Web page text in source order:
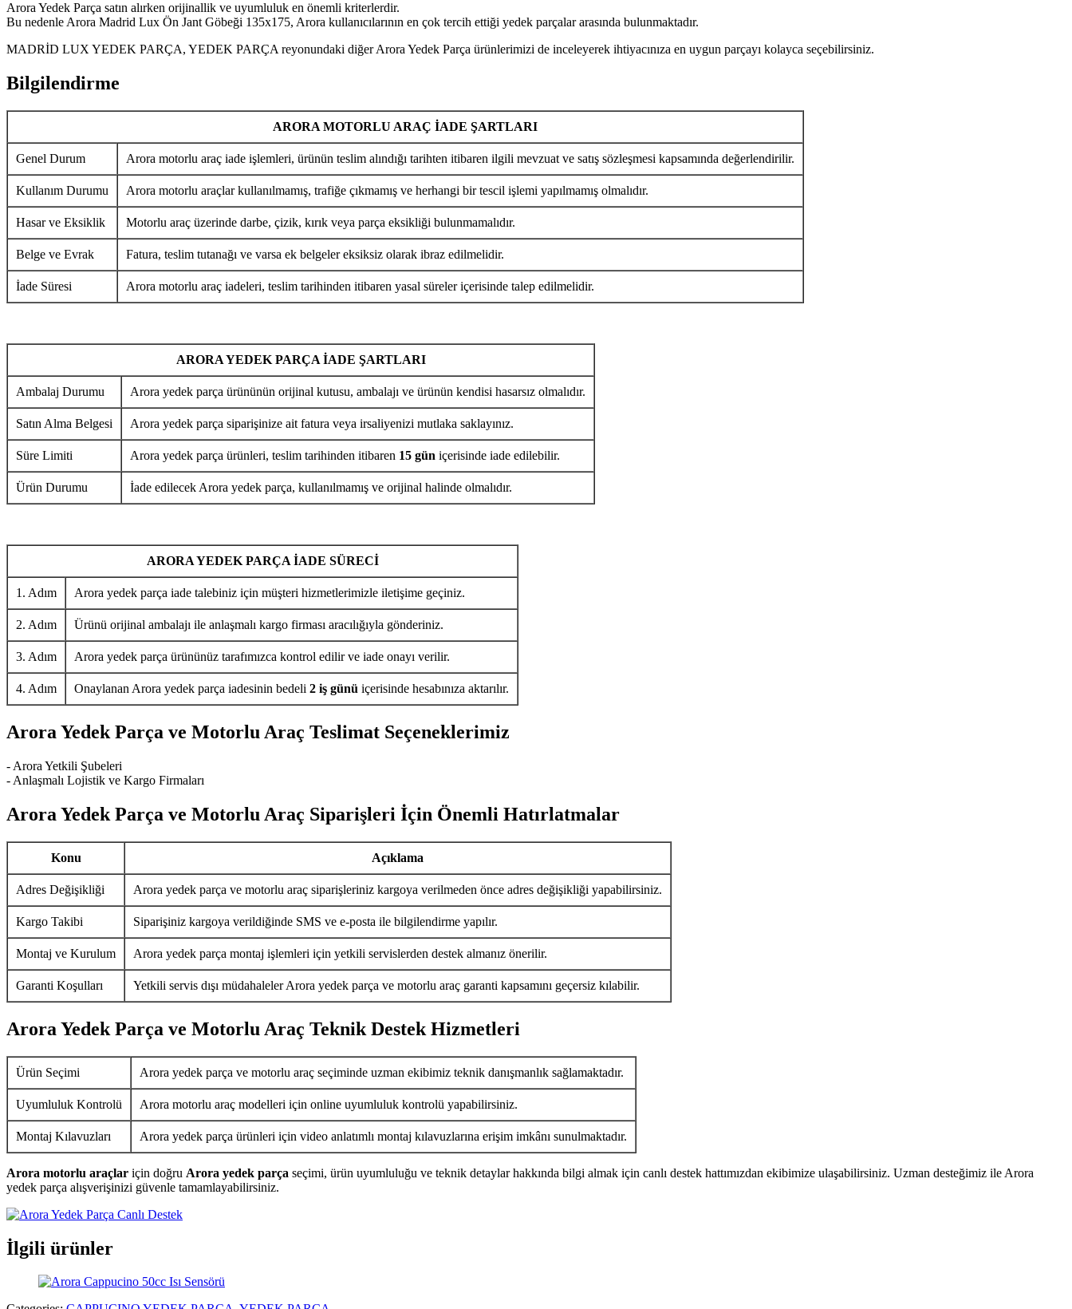
Arora Yedek Parça satın alırken orijinallik ve uyumluluk en önemli kriterlerdir.
Bu nedenle Arora Madrid Lux Ön Jant Göbeği 135x175, Arora kullanıcılarının en çok tercih ettiği yedek parçalar arasında bulunmaktadır.
MADRİD LUX YEDEK PARÇA, YEDEK PARÇA reyonundaki diğer Arora Yedek Parça ürünlerimizi de inceleyerek ihtiyacınıza en uygun parçayı kolayca seçebilirsiniz.
Bilgilendirme
ARORA MOTORLU ARAÇ İADE ŞARTLARI
Genel Durum Arora motorlu araç iade işlemleri, ürünün teslim alındığı tarihten itibaren ilgili mevzuat ve satış sözleşmesi kapsamında değerlendirilir.
Kullanım Durumu Arora motorlu araçlar kullanılmamış, trafiğe çıkmamış ve herhangi bir tescil işlemi yapılmamış olmalıdır.
Hasar ve Eksiklik Motorlu araç üzerinde darbe, çizik, kırık veya parça eksikliği bulunmamalıdır.
Belge ve Evrak Fatura, teslim tutanağı ve varsa ek belgeler eksiksiz olarak ibraz edilmelidir.
İade Süresi Arora motorlu araç iadeleri, teslim tarihinden itibaren yasal süreler içerisinde talep edilmelidir.
ARORA YEDEK PARÇA İADE ŞARTLARI
Ambalaj Durumu Arora yedek parça ürününün orijinal kutusu, ambalajı ve ürünün kendisi hasarsız olmalıdır.
Satın Alma Belgesi Arora yedek parça siparişinize ait fatura veya irsaliyenizi mutlaka saklayınız.
Süre Limiti Arora yedek parça ürünleri, teslim tarihinden itibaren 15 gün içerisinde iade edilebilir.
Ürün Durumu İade edilecek Arora yedek parça, kullanılmamış ve orijinal halinde olmalıdır.
ARORA YEDEK PARÇA İADE SÜRECİ
1. Adım Arora yedek parça iade talebiniz için müşteri hizmetlerimizle iletişime geçiniz.
2. Adım Ürünü orijinal ambalajı ile anlaşmalı kargo firması aracılığıyla gönderiniz.
3. Adım Arora yedek parça ürününüz tarafımızca kontrol edilir ve iade onayı verilir.
4. Adım Onaylanan Arora yedek parça iadesinin bedeli 2 iş günü içerisinde hesabınıza aktarılır.
Arora Yedek Parça ve Motorlu Araç Teslimat Seçeneklerimiz
- Arora Yetkili Şubeleri
- Anlaşmalı Lojistik ve Kargo Firmaları
Arora Yedek Parça ve Motorlu Araç Siparişleri İçin Önemli Hatırlatmalar
Konu Açıklama
Adres Değişikliği Arora yedek parça ve motorlu araç siparişleriniz kargoya verilmeden önce adres değişikliği yapabilirsiniz.
Kargo Takibi Siparişiniz kargoya verildiğinde SMS ve e-posta ile bilgilendirme yapılır.
Montaj ve Kurulum Arora yedek parça montaj işlemleri için yetkili servislerden destek almanız önerilir.
Garanti Koşulları Yetkili servis dışı müdahaleler Arora yedek parça ve motorlu araç garanti kapsamını geçersiz kılabilir.
Arora Yedek Parça ve Motorlu Araç Teknik Destek Hizmetleri
Ürün Seçimi Arora yedek parça ve motorlu araç seçiminde uzman ekibimiz teknik danışmanlık sağlamaktadır.
Uyumluluk Kontrolü Arora motorlu araç modelleri için online uyumluluk kontrolü yapabilirsiniz.
Montaj Kılavuzları Arora yedek parça ürünleri için video anlatımlı montaj kılavuzlarına erişim imkânı sunulmaktadır.
Arora motorlu araçlar için doğru Arora yedek parça seçimi, ürün uyumluluğu ve teknik detaylar hakkında bilgi almak için canlı destek hattımızdan ekibimize ulaşabilirsiniz. Uzman desteğimiz ile Arora
yedek parça alışverişinizi güvenle tamamlayabilirsiniz.
İlgili ürünler